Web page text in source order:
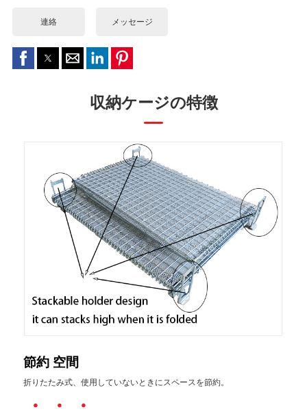
連絡 メッセージ
収納ケージの特徴
節約 空間
折りたたみ式、使用していないときにスペースを節約。
・・・